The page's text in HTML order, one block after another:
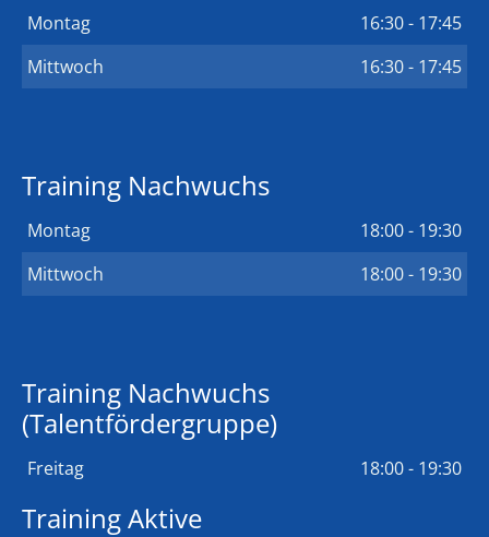
Montag
16:30 - 17:45
Mittwoch
16:30 - 17:45
Training Nachwuchs
Montag
18:00 - 19:30
Mittwoch
18:00 - 19:30
Training Nachwuchs
(Talentfördergruppe)
Freitag 18:00 - 19:30
Training Aktive